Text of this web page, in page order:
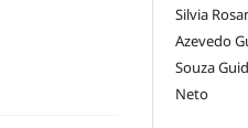
Silvia
Azevedo
Souza
Neto